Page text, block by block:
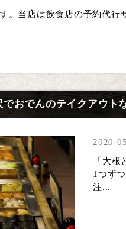
。当店は飲食店の予約代
でおでんのテイクアウト
2020-
「
1つず
注...